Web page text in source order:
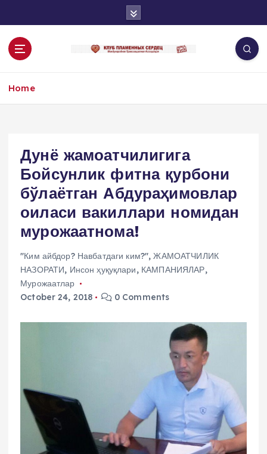
o
Home
Дунё жамоатчилигига
Бойсунлик фитна қурбони
бўлаётган Абдураҳимовлар
оиласи вакиллари номидан
мурожаатнома!
"Ким айбдор? Навбатдаги ким?",ЖАМОАТЧИЛИК
НАЗОРАТИ, Инсон ҳуқуқлари, КАМПАНИЯЛАР,
Мурожаатлар
October 24, 2018
0 Comments